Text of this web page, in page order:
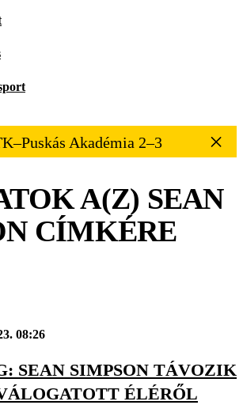
Akadémia 2–3
A(Z) SEAN
CÍMKÉRE
08:26
SEAN SIMPSON TÁVOZIK
ÉLÉRŐL